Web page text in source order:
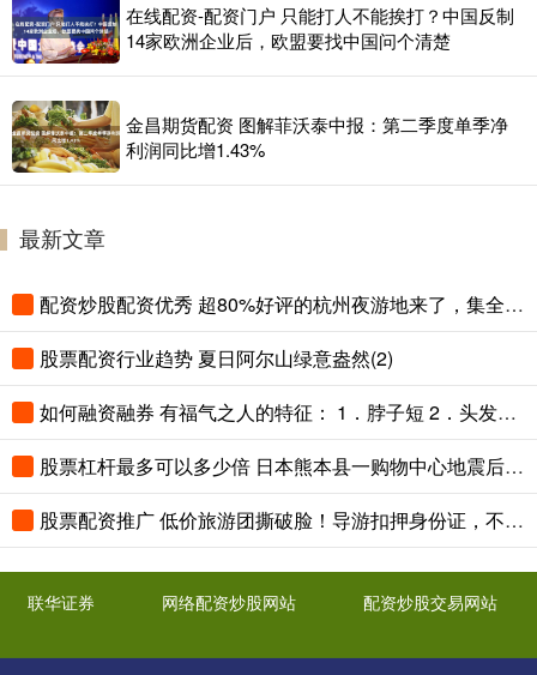
在线配资-配资门户 只能打人不能挨打？中国反制
14家欧洲企业后，欧盟要找中国问个清楚
金昌期货配资 图解菲沃泰中报：第二季度单季净
利润同比增1.43%
最新文章
配资炒股配资优秀 超80%好评的杭州夜游地来了，集全古桥古观古运河，本地人私藏
股票配资行业趋势 夏日阿尔山绿意盎然(2)
如何融资融券 有福气之人的特征： 1．脖子短 2．头发稀疏 3．耳朵大 4．眼睛明
股票杠杆最多可以多少倍 日本熊本县一购物中心地震后发生爆炸 内部画面公布
股票配资推广 低价旅游团撕破脸！导游扣押身份证，不消费2万不让走
联华证券 网络配资炒股网站 配资炒股交易网站